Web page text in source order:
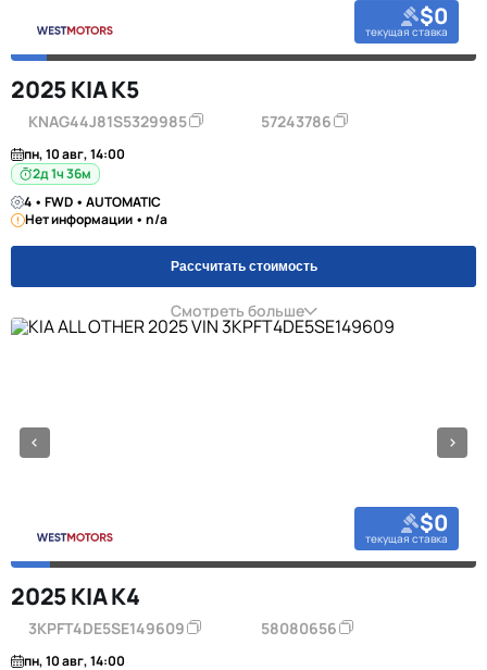
$0
текущая ставка
2025 KIA K5
KNAG44J81S5329985 57243786
пн, 10 авг, 14:00
2д 1ч 36м
4 • FWD • AUTOMATIC
Нет информации • n/a
Рассчитать стоимость
Смотреть больше
$0
текущая ставка
2025 KIA K4
3KPFT4DE5SE149609 58080656
пн, 10 авг, 14:00